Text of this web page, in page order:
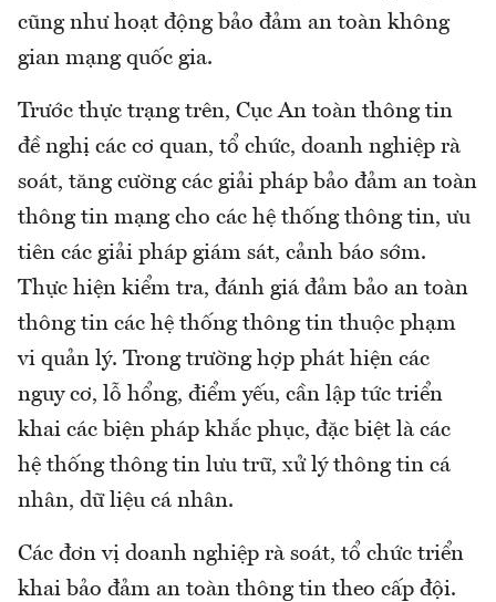
cũng như hoạt động bảo đảm an toàn không
gian mạng quốc gia.
Trước thực trạng trên, Cục An toàn thông tin
đề nghị các cơ quan, tổ chức, doanh nghiệp rà
soát, tăng cường các giải pháp bảo đảm an toàn
thông tin mạng cho các hệ thống thông tin, ưu
tiên các giải pháp giám sát, cảnh báo sớm.
Thực hiện kiểm tra, đánh giá đảm bảo an toàn
thông tin các hệ thống thông tin thuộc phạm
vi quản lý. Trong trường hợp phát hiện các
nguy cơ, lỗ hổng, điểm yếu, cần lập tức triển
khai các biện pháp khắc phục, đặc biệt là các
hệ thống thông tin lưu trữ, xử lý thông tin cá
nhân, dữ liệu cá nhân.
Các đơn vị doanh nghiệp rà soát, tổ chức triển
khai bảo đảm an toàn thông tin theo cấp đội.